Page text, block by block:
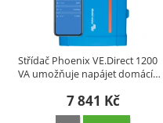
Střídač Phoenix VE.Direct 1200
VA umožňuje napájet domácí…
7 841 Kč